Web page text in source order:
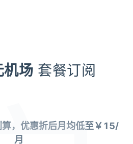
机场 套餐订阅
，优惠折后月均低至￥15/
月